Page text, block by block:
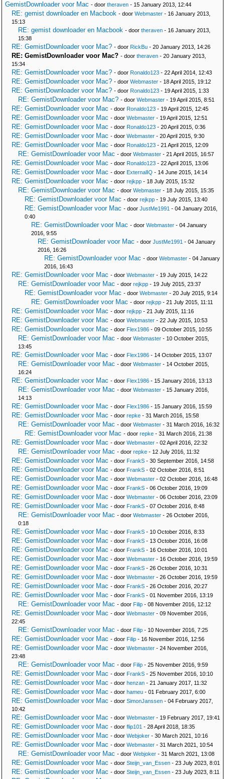
GemistDownloader voor Mac - door theraven - 15 January 2013, 12:44
RE: gemist downloader en Macbook - door Webmaster - 16 January 2013,
15:13
RE: gemist downloader en Macbook - door theraven - 16 January 2013,
15:38
RE: GemistDownloader voor Mac? - door RickBu - 20 January 2013, 14:26
RE: GemistDownloader voor Mac? - door theraven - 20 January 2013,
15:34
RE: GemistDownloader voor Mac? - door Ronaldo123 - 22 April 2014, 12:43
RE: GemistDownloader voor Mac? - door Webmaster - 18 April 2015, 19:12
RE: GemistDownloader voor Mac? - door Ronaldo123 - 19 April 2015, 1:33
RE: GemistDownloader voor Mac? - door Webmaster - 19 April 2015, 8:51
RE: GemistDownloader voor Mac - door Ronaldo123 - 19 April 2015, 12:45
RE: GemistDownloader voor Mac - door Webmaster - 19 April 2015, 12:51
RE: GemistDownloader voor Mac - door Ronaldo123 - 20 April 2015, 0:36
RE: GemistDownloader voor Mac - door Webmaster - 20 April 2015, 9:30
RE: GemistDownloader voor Mac - door Ronaldo123 - 21 April 2015, 12:09
RE: GemistDownloader voor Mac - door Webmaster - 21 April 2015, 16:57
RE: GemistDownloader voor Mac - door Ronaldo123 - 22 April 2015, 13:06
RE: GemistDownloader voor Mac - door ExternalIQ - 14 June 2015, 14:14
RE: GemistDownloader voor Mac - door rejkpp - 18 July 2015, 15:32
RE: GemistDownloader voor Mac - door Webmaster - 18 July 2015, 15:35
RE: GemistDownloader voor Mac - door rejkpp - 19 July 2015, 13:40
RE: GemistDownloader voor Mac - door JustMe1991 - 04 January 2016,
0:40
RE: GemistDownloader voor Mac - door Webmaster - 04 January
2016, 9:55
RE: GemistDownloader voor Mac - door JustMe1991 - 04 January
2016, 16:26
RE: GemistDownloader voor Mac - door Webmaster - 04 January
2016, 16:43
RE: GemistDownloader voor Mac - door Webmaster - 19 July 2015, 14:22
RE: GemistDownloader voor Mac - door rejkpp - 19 July 2015, 23:37
RE: GemistDownloader voor Mac - door Webmaster - 20 July 2015, 9:14
RE: GemistDownloader voor Mac - door rejkpp - 21 July 2015, 11:11
RE: GemistDownloader voor Mac - door rejkpp - 21 July 2015, 11:16
RE: GemistDownloader voor Mac - door Webmaster - 22 July 2015, 10:53
RE: GemistDownloader voor Mac - door Flex1986 - 09 October 2015, 10:55
RE: GemistDownloader voor Mac - door Webmaster - 10 October 2015,
13:45
RE: GemistDownloader voor Mac - door Flex1986 - 14 October 2015, 13:07
RE: GemistDownloader voor Mac - door Webmaster - 14 October 2015,
16:24
RE: GemistDownloader voor Mac - door Flex1986 - 15 January 2016, 13:13
RE: GemistDownloader voor Mac - door Webmaster - 15 January 2016,
14:13
RE: GemistDownloader voor Mac - door Flex1986 - 15 January 2016, 15:59
RE: GemistDownloader voor Mac - door repke - 31 March 2016, 15:58
RE: GemistDownloader voor Mac - door Webmaster - 31 March 2016, 16:32
RE: GemistDownloader voor Mac - door repke - 31 March 2016, 21:38
RE: GemistDownloader voor Mac - door Webmaster - 02 April 2016, 22:32
RE: GemistDownloader voor Mac - door repke - 12 July 2016, 11:32
RE: GemistDownloader voor Mac - door FrankS - 30 September 2016, 14:58
RE: GemistDownloader voor Mac - door FrankS - 02 October 2016, 8:51
RE: GemistDownloader voor Mac - door Webmaster - 02 October 2016, 16:48
RE: GemistDownloader voor Mac - door FrankS - 06 October 2016, 19:09
RE: GemistDownloader voor Mac - door Webmaster - 06 October 2016, 23:09
RE: GemistDownloader voor Mac - door FrankS - 07 October 2016, 8:48
RE: GemistDownloader voor Mac - door Webmaster - 26 October 2016,
0:18
RE: GemistDownloader voor Mac - door FrankS - 10 October 2016, 8:33
RE: GemistDownloader voor Mac - door FrankS - 13 October 2016, 16:08
RE: GemistDownloader voor Mac - door FrankS - 16 October 2016, 10:01
RE: GemistDownloader voor Mac - door Webmaster - 16 October 2016, 19:59
RE: GemistDownloader voor Mac - door FrankS - 26 October 2016, 10:31
RE: GemistDownloader voor Mac - door Webmaster - 26 October 2016, 19:59
RE: GemistDownloader voor Mac - door FrankS - 26 October 2016, 20:27
RE: GemistDownloader voor Mac - door FrankS - 01 November 2016, 13:19
RE: GemistDownloader voor Mac - door Filip - 08 November 2016, 12:12
RE: GemistDownloader voor Mac - door Webmaster - 09 November 2016,
22:45
RE: GemistDownloader voor Mac - door Filip - 10 November 2016, 7:25
RE: GemistDownloader voor Mac - door Filip - 16 November 2016, 12:56
RE: GemistDownloader voor Mac - door Webmaster - 24 November 2016,
23:48
RE: GemistDownloader voor Mac - door Filip - 25 November 2016, 9:59
RE: GemistDownloader voor Mac - door FrankS - 25 November 2016, 10:10
RE: GemistDownloader voor Mac - door henzan - 21 January 2017, 11:32
RE: GemistDownloader voor Mac - door hameu - 01 February 2017, 6:00
RE: GemistDownloader voor Mac - door SimonJanssen - 04 February 2017,
10:42
RE: GemistDownloader voor Mac - door Webmaster - 19 February 2017, 19:41
RE: GemistDownloader voor Mac - door flip101 - 28 April 2018, 18:35
RE: GemistDownloader voor Mac - door Webjoker - 30 March 2021, 10:16
RE: GemistDownloader voor Mac - door Webmaster - 31 March 2021, 10:54
RE: GemistDownloader voor Mac - door Webjoker - 31 March 2021, 13:08
RE: GemistDownloader voor Mac - door Steijn_van_Essen - 23 July 2023, 8:01
RE: GemistDownloader voor Mac - door Steijn_van_Essen - 23 July 2023, 8:11